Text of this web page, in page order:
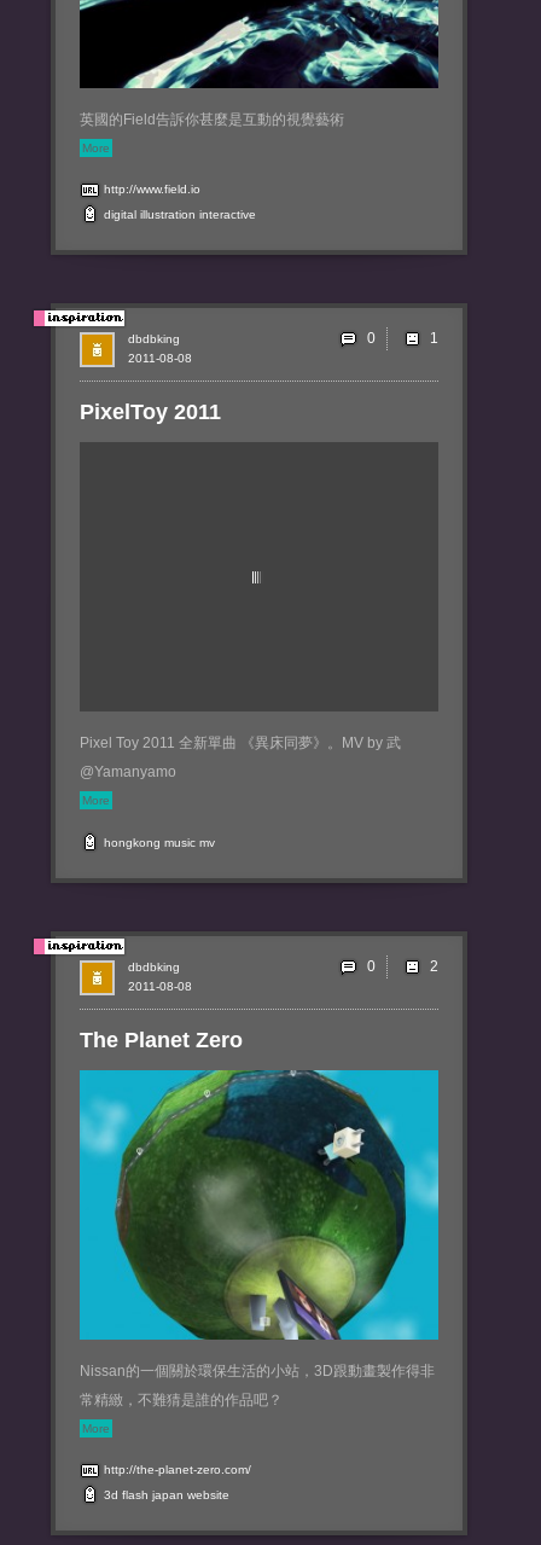
英國的Field告訴你甚麼是互動的視覺藝術
More
http://www.field.io
digital illustration interactive
PixelToy 2011
Pixel Toy 2011 全新單曲 《異床同夢》。MV by 武
@Yamanyamo
More
hongkong music mv
2011-08-08
dbdbking 0
The Planet Zero
Nissan的一個關於環保生活的小站，3D跟動畫製作得非
常精緻，不難猜是誰的作品吧？
More
http://the-planet-zero.com/
3d flash japan website
2011-08-08
dbdbking 0